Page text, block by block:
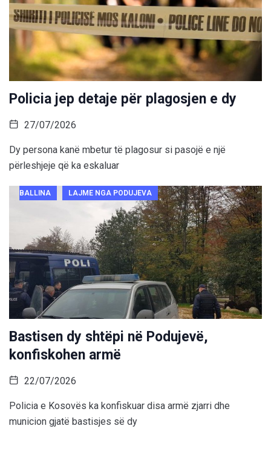
Policia jep detaje për plagosjen e dy
27/07/2026
Dy persona kanë mbetur të plagosur si pasojë e një
përleshjeje që ka eskaluar
BALLINA LAJME NGA PODUJEVA
Bastisen dy shtëpi në Podujevë,
konfiskohen armë
22/07/2026
Policia e Kosovës ka konfiskuar disa armë zjarri dhe
municion gjatë bastisjes së dy